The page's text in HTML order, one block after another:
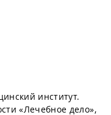
институт.
«Лечебное дело»,